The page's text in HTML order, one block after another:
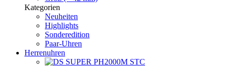
Kategorien
Neuheiten
Highlights
Sonderedition
Paar-Uhren
Herrenuhren